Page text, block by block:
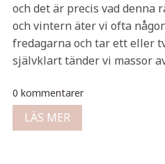
och det är precis vad denna
och vintern äter vi ofta
fredagarna och tar ett eller
självklart tänder vi massor
0 kommentarer
LÄS MER